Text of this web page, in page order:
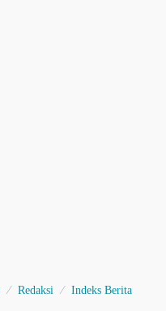
Redaksi Indeks Berita